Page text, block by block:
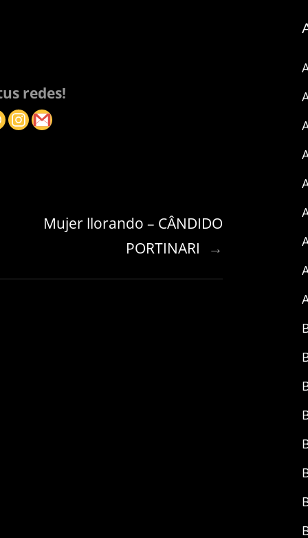
redes!
Mujer llorando – CÂNDIDO
PORTINARI
→